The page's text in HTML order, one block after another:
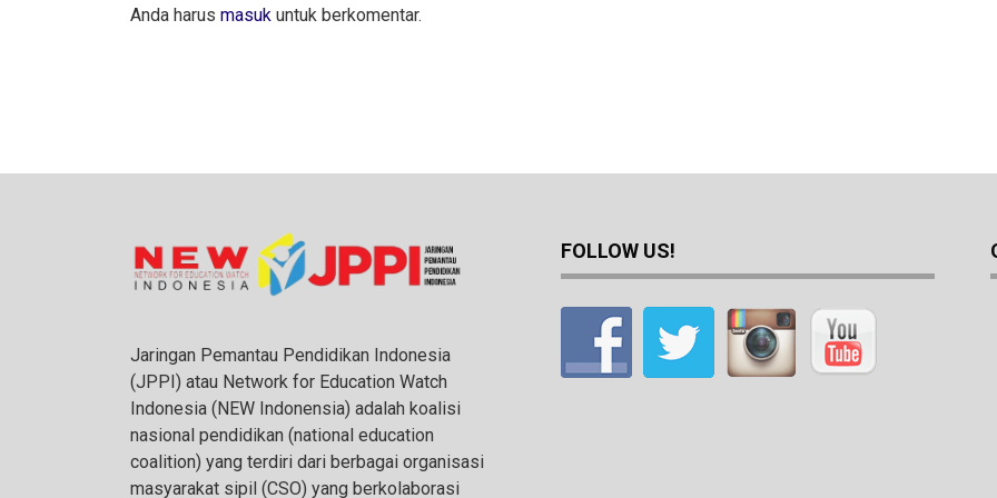
Anda harus masuk untuk berkomentar.
Jaringan Pemantau Pendidikan Indonesia
(JPPI) atau Network for Education Watch
Indonesia (NEW Indonensia) adalah koalisi
nasional pendidikan (national education
coalition) yang terdiri dari berbagai organisasi
masyarakat sipil (CSO) yang berkolaborasi
FOLLOW US!